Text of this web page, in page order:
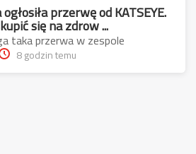
przerwę od KATSEYE.
się na zdrow ...
taka przerwa w zespole
8 godzin temu